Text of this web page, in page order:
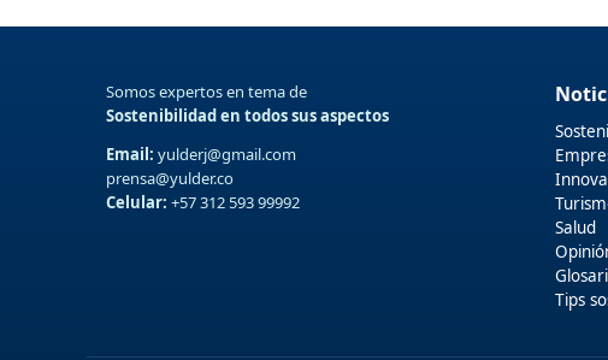
Somos expertos en tema de
Sostenibilidad en todos sus aspectos
Email: yulderj@gmail.com
prensa@yulder.co
Celular: +57 312 593 99992
Salud
Tips